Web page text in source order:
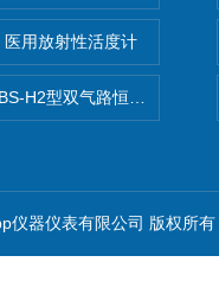
医用放射性活度计
BS-H2型双气路恒流大气采样
仪器仪表有限公司 版权所有